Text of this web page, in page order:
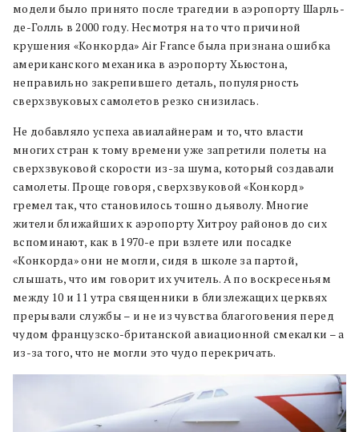
модели было принято после трагедии в аэропорту Шарль-
де-Голль в 2000 году. Несмотря на то что причиной
крушения «Конкорда» Air France была признана ошибка
американского механика в аэропорту Хьюстона,
неправильно закрепившего деталь, популярность
сверхзвуковых самолетов резко снизилась.
Не добавляло успеха авиалайнерам и то, что власти
многих стран к тому времени уже запретили полеты на
сверхзвуковой скорости из-за шума, который создавали
самолеты. Проще говоря, сверхзвуковой «Конкорд»
гремел так, что становилось тошно дьяволу. Многие
жители ближайших к аэропорту Хитроу районов до сих
вспоминают, как в 1970-е при взлете или посадке
«Конкорда» они не могли, сидя в школе за партой,
слышать, что им говорит их учитель. А по воскресеньям
между 10 и 11 утра священники в близлежащих церквях
прерывали службы – и не из чувства благоговения перед
чудом французско-британской авиационной смекалки – а
из-за того, что не могли это чудо перекричать.